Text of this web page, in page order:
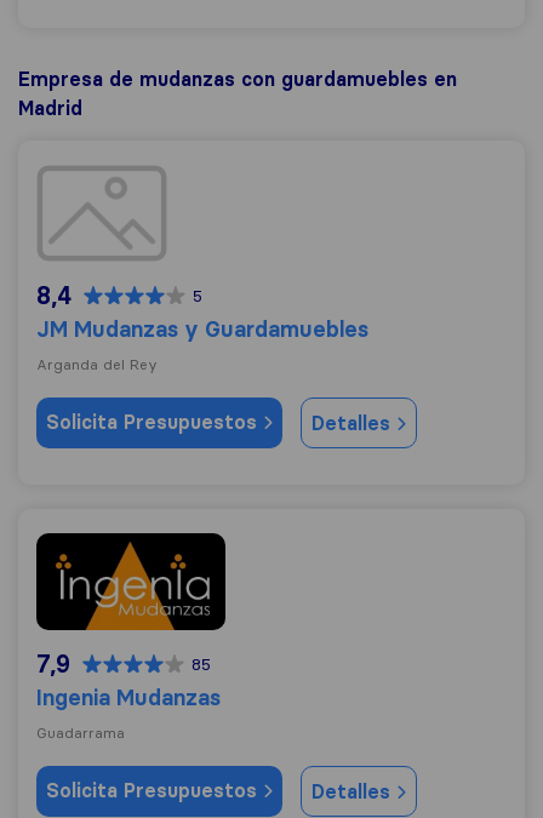
Empresa de mudanzas con guardamuebles en
Madrid
JM Mudanzas y Guardamuebles
8,4 5
JM Mudanzas y Guardamuebles
Arganda del Rey
Solicita Presupuestos Detalles
Ingenia Mudanzas
7,9 85
Ingenia Mudanzas
Guadarrama
Solicita Presupuestos Detalles